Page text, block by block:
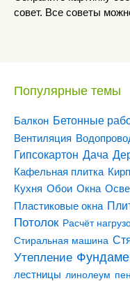
совет. Все советы
Популярные темы
Балкон Бетонные
Вентиляция
Гипсокартон Дача
Кафельная плитка
Кухня Обои Окна
Пластиковые окна
Потолок Расчёт
Стиральная машина
Утепление
лестницы линолеум